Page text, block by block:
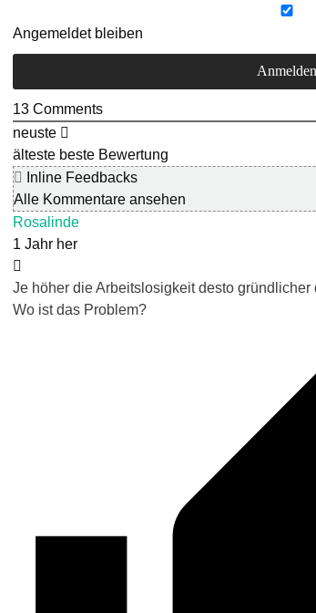
Angemeldet bleiben
13 Comments
neuste
älteste beste Bewertung
Inline Feedbacks
Alle Kommentare ansehen
Rosalinde
1 Jahr her
Je höher die Arbeitslosigkeit desto gründlicher
Wo ist das Problem?